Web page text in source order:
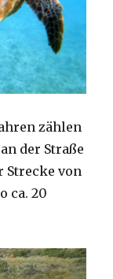
zählen
der Straße
Strecke von
ca. 20